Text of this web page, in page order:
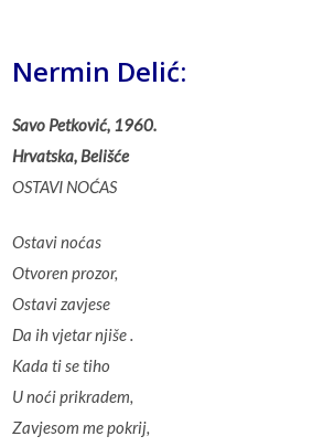
Nermin Delić:
Savo Petković, 1960.
Hrvatska, Belišće
OSTAVI NOĆAS
Ostavi noćas
Otvoren prozor,
Ostavi zavjese
Da ih vjetar njiše .
Kada ti se tiho
U noći prikradem,
Zavjesom me pokrij,